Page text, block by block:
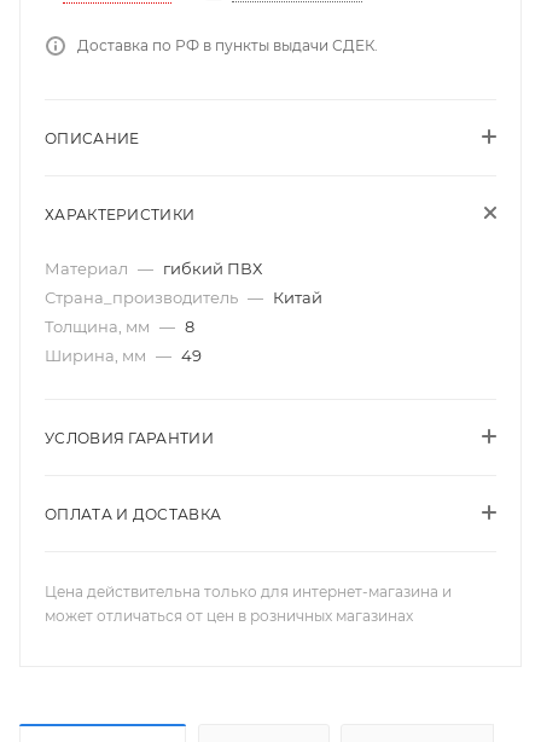
Доставка по РФ в пункты выдачи СДЕК.
ОПИСАНИЕ
ХАРАКТЕРИСТИКИ
Материал — гибкий ПВХ
Страна_производитель — Китай
Толщина, мм — 8
Ширина, мм — 49
УСЛОВИЯ ГАРАНТИИ
ОПЛАТА И ДОСТАВКА
Цена действительна только для интернет-магазина и
может отличаться от цен в розничных магазинах